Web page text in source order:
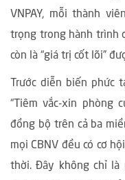
VNPAY, mỗi thành
trọng trong hành trình
còn là “giá trị cốt lõi”
Trước diễn biến phức
“Tiêm vắc-xin phòng
đồng bộ trên cả ba
mọi CBNV đều có cơ
thời. Đây không chỉ là